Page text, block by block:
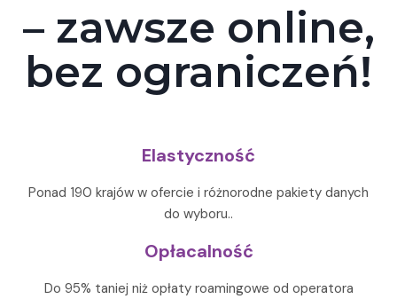
– zawsze online,
bez ograniczeń!
Elastyczność
Ponad 190 krajów w ofercie i różnorodne pakiety danych
do wyboru..
Opłacalność
Do 95% taniej niż opłaty roamingowe od operatora